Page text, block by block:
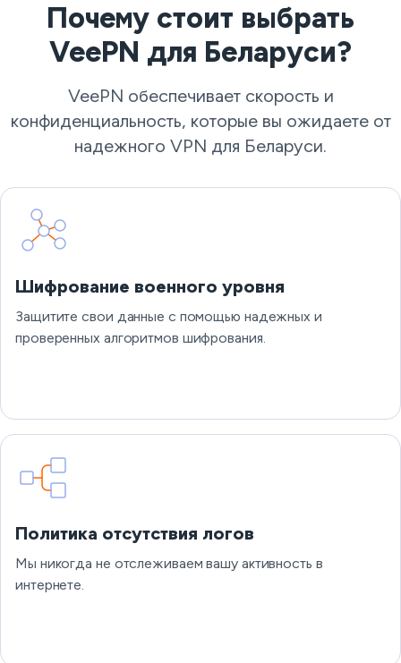
Почему стоит выбрать
VeePN для Беларуси?
VeePN обеспечивает скорость и
конфиденциальность, которые вы ожидаете от
надежного VPN для Беларуси.
Шифрование военного уровня
Защитите свои данные с помощью надежных и
проверенных алгоритмов шифрования.
Политика отсутствия логов
Мы никогда не отслеживаем вашу активность в
интернете.